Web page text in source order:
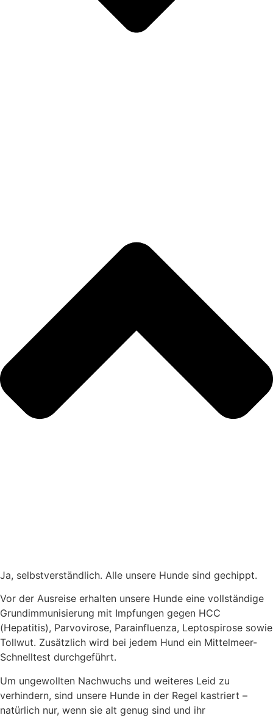
Ja, selbstverständlich. Alle unsere Hunde sind gechippt.
Vor der Ausreise erhalten unsere Hunde eine vollständige
Grundimmunisierung mit Impfungen gegen HCC
(Hepatitis), Parvovirose, Parainfluenza, Leptospirose sowie
Tollwut. Zusätzlich wird bei jedem Hund ein Mittelmeer-
Schnelltest durchgeführt.
Um ungewollten Nachwuchs und weiteres Leid zu
verhindern, sind unsere Hunde in der Regel kastriert –
natürlich nur, wenn sie alt genug sind und ihr